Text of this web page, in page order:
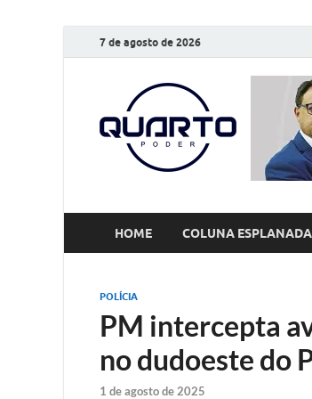
7 de agosto de 2026
O
Notícias
HOME COLUNA ESPLANADA
POLÍCIA
PM intercepta
no dudoeste do
1 de agosto de 2025